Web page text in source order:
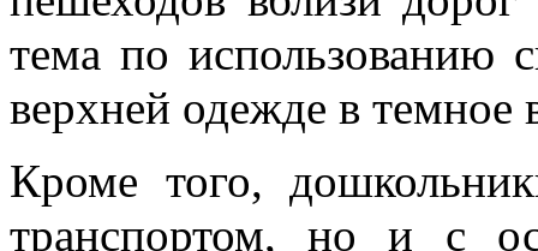
тема по использованию
верхней одежде в темное
Кроме того,
транспортом, но и с